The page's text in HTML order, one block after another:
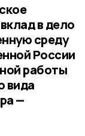
в дело
среду
России
работы
вида
—